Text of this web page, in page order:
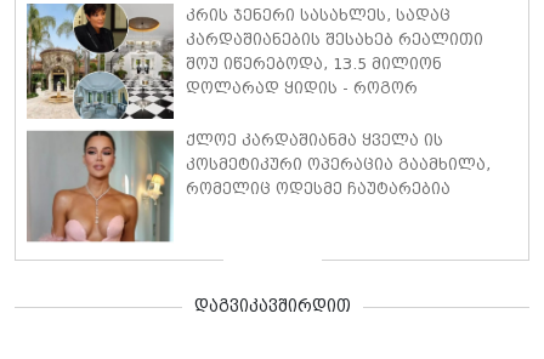
მძინავს და მყავს მეგობრები,
რომლებთან ერთადაც ბევრს ვიცინი"
- ჯეინ ფონდა ასაკთან
დაკავშირებულ ცვლილებებზე
კრის ჯენერი სასახლეს, სადაც
კარდაშიანების შესახებ რეალითი
შოუ იწერებოდა, 13.5 მილიონ
დოლარად ყიდის - როგორ
სივრცე
ქლოე კარდაშიანმა ყველა ის
კოსმეტიკური ოპერაცია გაამხილა,
რომელიც ოდესმე ჩაუტარებია
დაგვიკავშირდით